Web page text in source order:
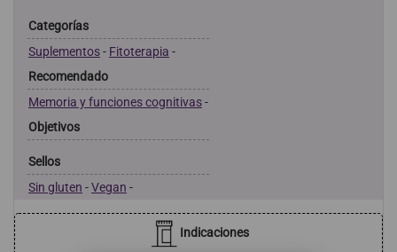
Categorías
Suplementos- Fitoterapia -
Recomendado
Memoria y funciones cognitivas-
Objetivos
Sellos
Sin gluten -Vegan -
Indicaciones